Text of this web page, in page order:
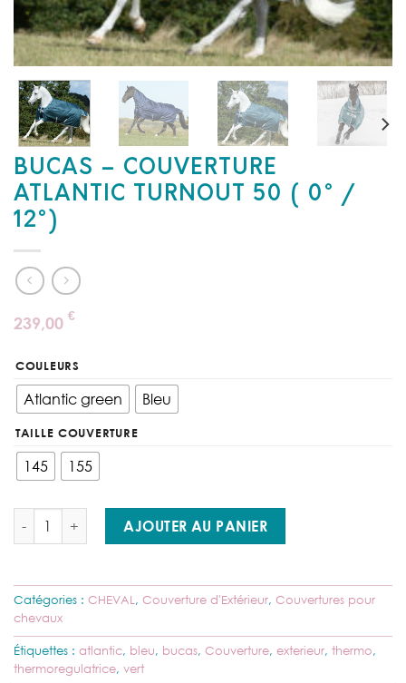
BUCAS – COUVERTURE
ATLANTIC TURNOUT 50 ( 0° /
12°)
239,00 €
COULEURS
Atlantic green Bleu
TAILLE COUVERTURE
145 155
quantité de Bucas - Couverture Atlantic Turnout 50 ( 0° / 12°)
AJOUTER AU PANIER
Catégories : CHEVAL , Couverture d'Extérieur, Couvertures pour
chevaux
Étiquettes : atlantic, bleu, bucas, Couverture, exterieur, thermo,
thermoregulatrice, vert